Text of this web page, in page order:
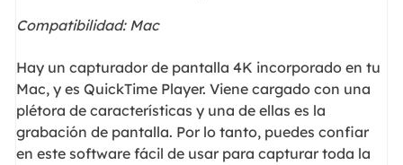
Compatibilidad: Mac
Hay un capturador de pantalla 4K incorporado en tu
Mac, y es QuickTime Player. Viene cargado con una
plétora de características y una de ellas es la
grabación de pantalla. Por lo tanto, puedes confiar
en este software fácil de usar para capturar toda la